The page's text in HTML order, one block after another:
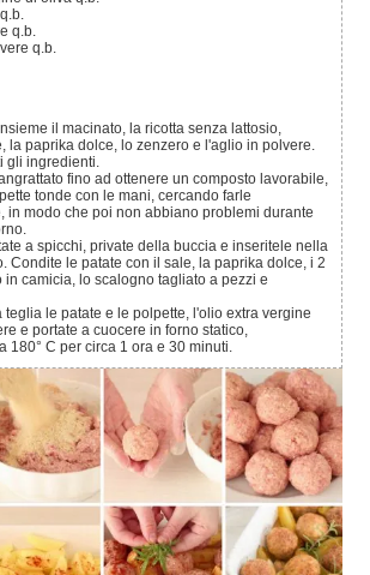
q.b.
q.b.
q.b.
la paprika dolce, lo zenzero e l'aglio in polvere.
gli ingredienti.
tonde con le mani, cercando farle
in modo che poi non abbiano problemi durante
Condite le patate con il sale, la paprika dolce, i 2
in camicia, lo scalogno tagliato a pezzi e
e portate a cuocere in forno statico,
180° C per circa 1 ora e 30 minuti.